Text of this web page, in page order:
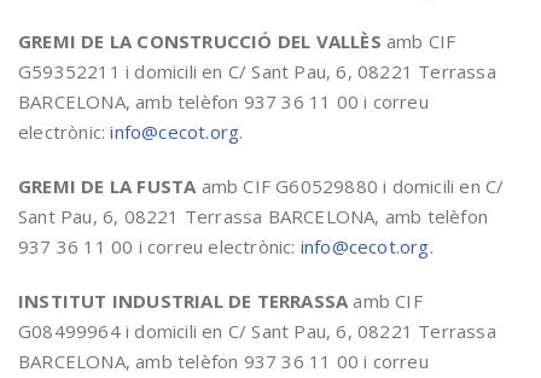
GREMI DE LA CONSTRUCCIÓ DEL VALLÈS amb CIF
G59352211 i domicili en C/ Sant Pau, 6, 08221 Terrassa
BARCELONA, amb telèfon 937 36 11 00 i correu
electrònic:info@cecot.org.
GREMI DE LA FUSTA amb CIF G60529880 i domicili en C/
Sant Pau, 6, 08221 Terrassa BARCELONA, amb telèfon
937 36 11 00 i correu electrònic: info@cecot.org.
INSTITUT INDUSTRIAL DE TERRASSA amb CIF
G08499964 i domicili en C/ Sant Pau, 6, 08221 Terrassa
BARCELONA, amb telèfon 937 36 11 00 i correu